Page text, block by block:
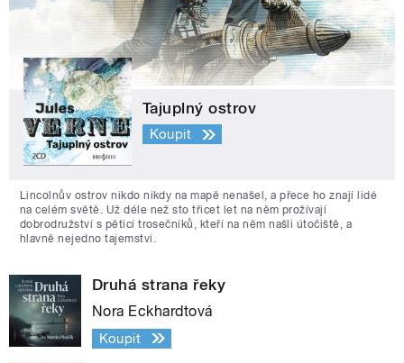
Tajuplný ostrov
Koupit
Lincolnův ostrov nikdo nikdy na mapě nenašel, a přece ho znají lidé
na celém světě. Už déle než sto třicet let na něm prožívají
dobrodružství s pěticí trosečníků, kteří na něm našli útočiště, a
hlavně nejedno tajemství.
Druhá strana řeky
Nora Eckhardtová
Koupit